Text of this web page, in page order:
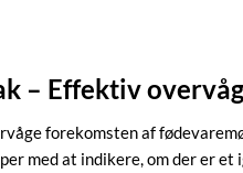
– Effektiv
forekomsten af
med at indikere, om der er